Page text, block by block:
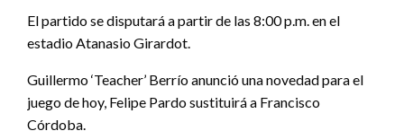
El partido se disputará a partir de las 8:00 p.m. en el
estadio Atanasio Girardot.
Guillermo ‘Teacher’ Berrío anunció una novedad para el
juego de hoy, Felipe Pardo sustituirá a Francisco
Córdoba.